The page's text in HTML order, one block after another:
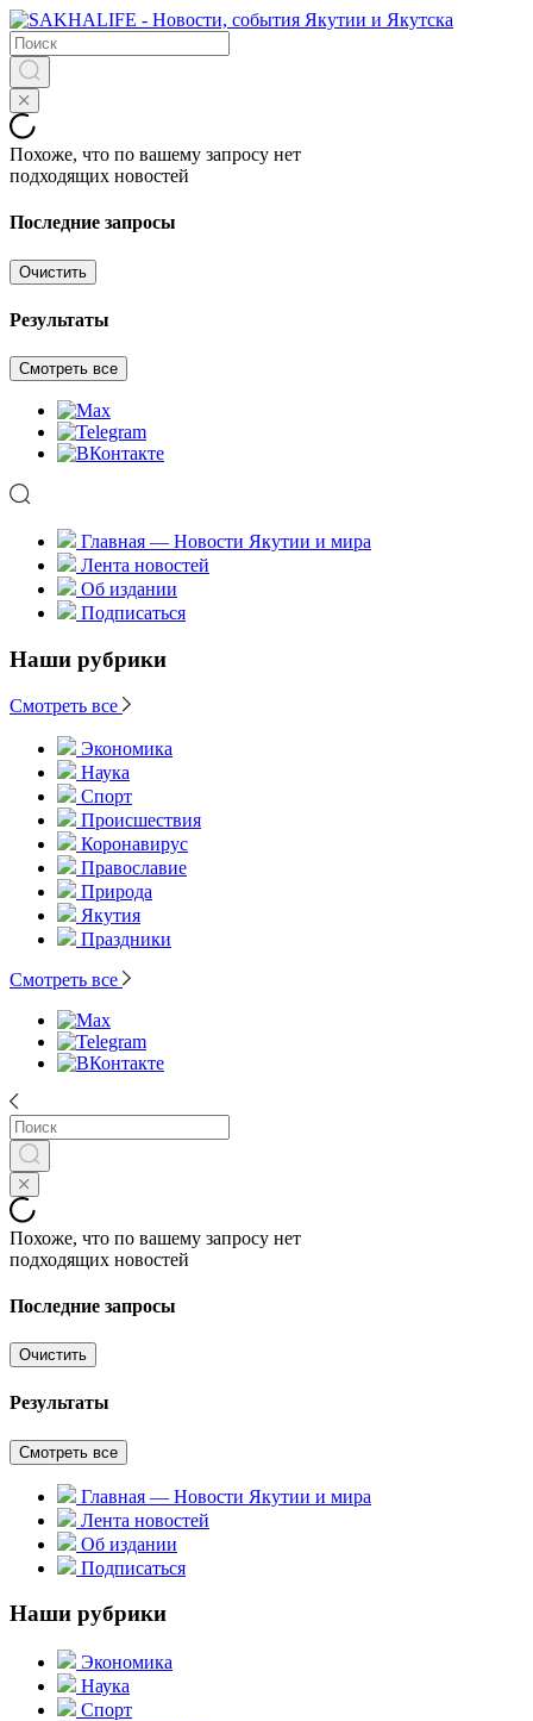
Похоже, что по вашему запросу нет
подходящих новостей
Последние запросы
Очистить
Результаты
Смотреть все
Главная — Новости Якутии и мира
Лента новостей
Об издании
Подписаться
Наши рубрики
Смотреть все
Экономика
Наука
Спорт
Происшествия
Коронавирус
Православие
Природа
Якутия
Праздники
Смотреть все
Похоже, что по вашему запросу нет
подходящих новостей
Последние запросы
Очистить
Результаты
Смотреть все
Главная — Новости Якутии и мира
Лента новостей
Об издании
Подписаться
Наши рубрики
Экономика
Наука
Спорт